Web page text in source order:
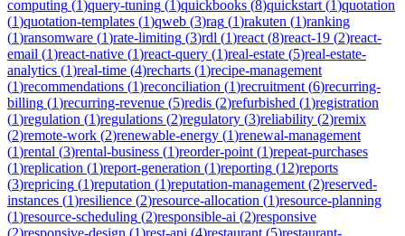
computing (1)query-tuning (1)quickbooks (8)quickstart (1)quotation
(1)quotation-templates (1)qweb (3)rag (1)rakuten (1)ranking
(1)ransomware (1)rate-limiting (3)rdl (1)react (8)react-19 (2)react-
email (1)react-native (1)react-query (1)real-estate (5)real-estate-
analytics (1)real-time (4)recharts (1)recipe-management
(1)recommendations (1)reconciliation (1)recruitment (6)recurring-
billing (1)recurring-revenue (5)redis (2)refurbished (1)registration
(1)regulation (1)regulations (2)regulatory (3)reliability (2)remix
(2)remote-work (2)renewable-energy (1)renewal-management
(1)rental (3)rental-business (1)reorder-point (1)repeat-purchases
(1)replication (1)report-generation (1)reporting (12)reports
(3)repricing (1)reputation (1)reputation-management (2)reserved-
instances (1)resilience (2)resource-allocation (1)resource-planning
(1)resource-scheduling (2)responsible-ai (2)responsive
(2)responsive-design (1)rest-api (4)restaurant (5)restaurant-